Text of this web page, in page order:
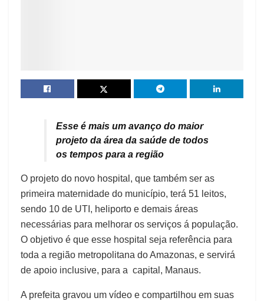
Esse é mais um avanço do maior
projeto da área da saúde de todos
os tempos para a região
O projeto do novo hospital, que também ser as
primeira maternidade do município, terá 51 leitos,
sendo 10 de UTI, heliporto e demais áreas
necessárias para melhorar os serviços á população.
O objetivo é que esse hospital seja referência para
toda a região metropolitana do Amazonas, e servirá
de apoio inclusive, para a capital, Manaus.
A prefeita gravou um vídeo e compartilhou em suas